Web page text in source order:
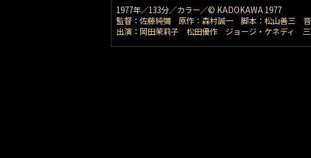
1977年／133分／カラー／© KADOKAWA 1977
監督：佐藤純彌 原作：森村誠一 脚本：松山善三 音
出演：岡田茉莉子 松田優作 ジョージ・ケネディ